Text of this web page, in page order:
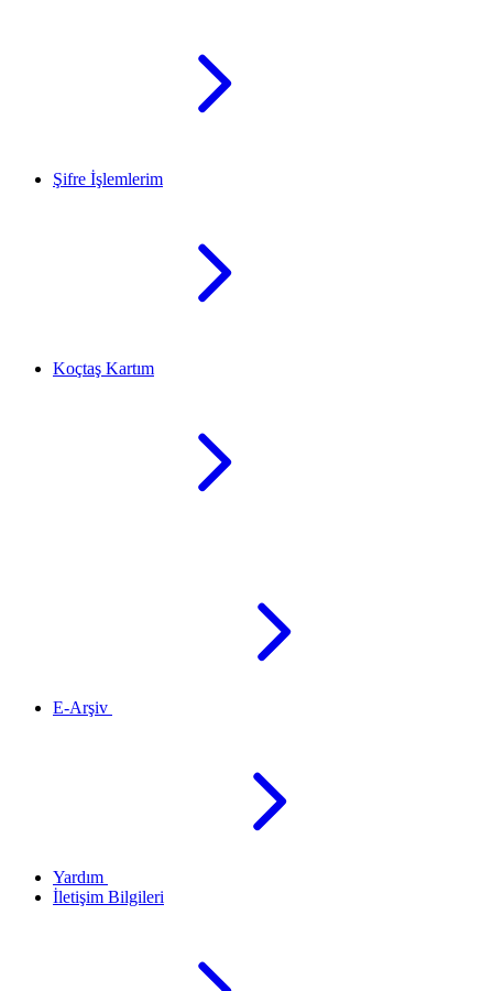
Şifre İşlemlerim
Koçtaş Kartım
E-Arşiv
Yardım
İletişim Bilgileri